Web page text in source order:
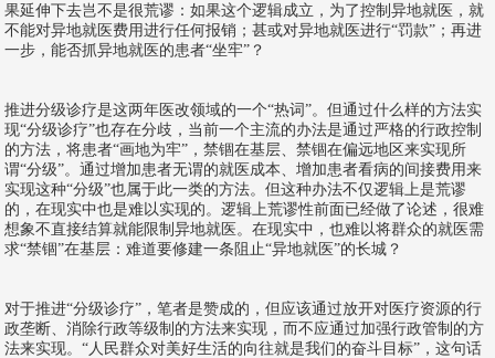
果延伸下去岂不是很荒谬：如果这个逻辑成立，为了控制异地就医，就
不能对异地就医费用进行任何报销；甚或对异地就医进行“罚款”；再进
一步，能否抓异地就医的患者“坐牢”？
推进分级诊疗是这两年医改领域的一个“热词”。但通过什么样的方法实
现“分级诊疗”也存在分歧，当前一个主流的办法是通过严格的行政控制
的方法，将患者“画地为牢”，禁锢在基层、禁锢在偏远地区来实现所
谓“分级”。通过增加患者无谓的就医成本、增加患者看病的间接费用来
实现这种“分级”也属于此一类的方法。但这种办法不仅逻辑上是荒谬
的，在现实中也是难以实现的。逻辑上荒谬性前面已经做了论述，很难
想象不直接结算就能限制异地就医。在现实中，也难以将群众的就医需
求“禁锢”在基层：难道要修建一条阻止“异地就医”的长城？
对于推进“分级诊疗”，笔者是赞成的，但应该通过放开对医疗资源的行
政垄断、消除行政等级制的方法来实现，而不应通过加强行政管制的方
法来实现。“人民群众对美好生活的向往就是我们的奋斗目标”，这句话